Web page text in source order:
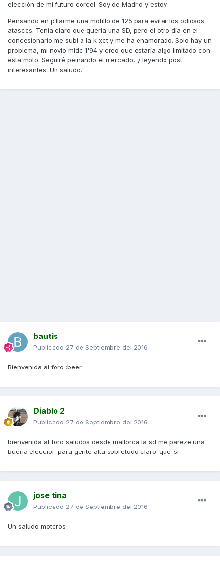
elección de mi futuro corcel. Soy de Madrid y estoy
Pensando en pillarme una motillo de 125 para evitar los odiosos
atascos. Tenía claro que quería una SD, pero el otro día en el
concesionario me subí a la k xct y me ha enamorado. Solo hay un
problema, mi novio mide 1'94 y creo que estaría algo limitado con
esta moto. Seguiré peinando el mercado, y leyendo post
interesantes. Un saludo.
bautis
Publicado 27 de Septiembre del 2016
Bienvenida al foro :beer
Diablo 2
Publicado 27 de Septiembre del 2016
bienvenida al foro saludos desde mallorca la sd me pareze una
buena eleccion para gente alta sobretodo claro_que_si
jose tina
Publicado 27 de Septiembre del 2016
Un saludo moteros_